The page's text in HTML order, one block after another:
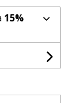
15%